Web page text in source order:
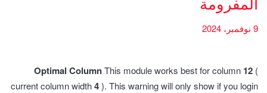
9 نوفمبر، 2024
Optimal ColumnThis module works best for column 12 (
current column width4). This warning will only show if you login